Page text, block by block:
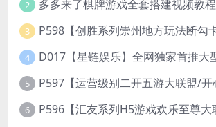
2 多多来了棋牌游戏全套搭建视频教程
3
4
5
6